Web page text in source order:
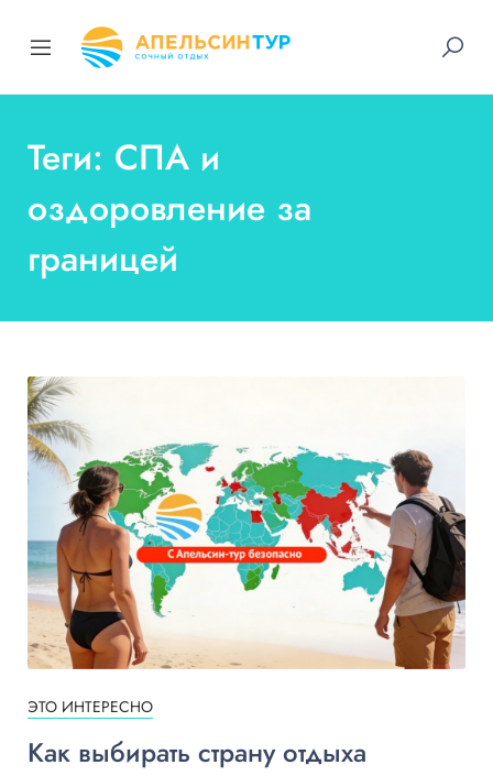
Теги: СПА и
оздоровление за
границей
ЭТО ИНТЕРЕСНО
Как выбирать страну отдыха